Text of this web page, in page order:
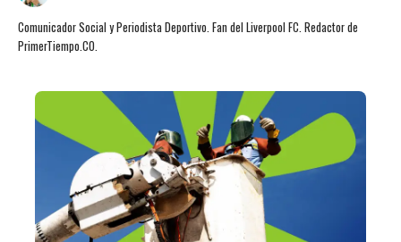
Comunicador Social y Periodista Deportivo. Fan del Liverpool FC. Redactor de
PrimerTiempo.CO.